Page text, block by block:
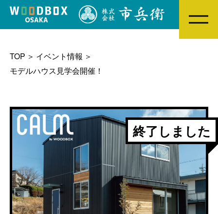
TOP
イベント情報
モデルハウス見学会開催！
終了しました